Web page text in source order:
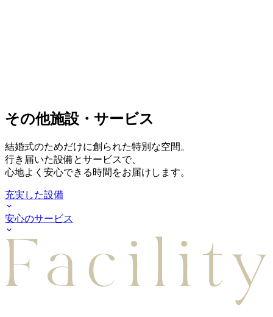
その他施設・サービス
結婚式のためだけに創られた特別な空間。
行き届いた設備とサービスで、
心地よく安心できる時間をお届けします。
充実した設備
安心のサービス